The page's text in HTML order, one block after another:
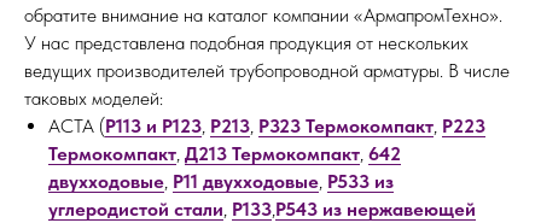
обратите внимание на каталог компании «АрмапромТехно».
У нас представлена подобная продукция от нескольких
ведущих производителей трубопроводной арматуры. В числе
таковых моделей:
АСТА (Р113 и Р123, Р213, Р323 Термокомпакт, Р223
Термокомпакт, Д213 Термокомпакт, 642
двухходовые, Р11 двухходовые, Р533 из
углеродистой стали, Р133,Р543 из нержавеющей